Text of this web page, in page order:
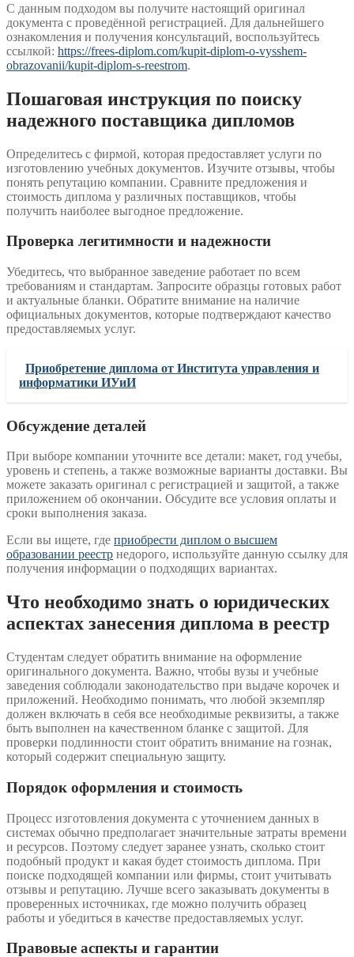
С данным подходом вы получите настоящий оригинал
документа с проведённой регистрацией. Для дальнейшего
ознакомления и получения консультаций, воспользуйтесь
ссылкой: https://frees-diplom.com/kupit-diplom-o-vysshem-
obrazovanii/kupit-diplom-s-reestrom.
Пошаговая инструкция по поиску
надежного поставщика дипломов
Определитесь с фирмой, которая предоставляет услуги по
изготовлению учебных документов. Изучите отзывы, чтобы
понять репутацию компании. Сравните предложения и
стоимость диплома у различных поставщиков, чтобы
получить наиболее выгодное предложение.
Проверка легитимности и надежности
Убедитесь, что выбранное заведение работает по всем
требованиям и стандартам. Запросите образцы готовых работ
и актуальные бланки. Обратите внимание на наличие
официальных документов, которые подтверждают качество
предоставляемых услуг.
Приобретение диплома от Института управления и
информатики ИУиИ
Обсуждение деталей
При выборе компании уточните все детали: макет, год учебы,
уровень и степень, а также возможные варианты доставки. Вы
можете заказать оригинал с регистрацией и защитой, а также
приложением об окончании. Обсудите все условия оплаты и
сроки выполнения заказа.
Если вы ищете, где приобрести диплом о высшем
образовании реестр недорого, используйте данную ссылку для
получения информации о подходящих вариантах.
Что необходимо знать о юридических
аспектах занесения диплома в реестр
Студентам следует обратить внимание на оформление
оригинального документа. Важно, чтобы вузы и учебные
заведения соблюдали законодательство при выдаче корочек и
приложений. Необходимо понимать, что любой экземпляр
должен включать в себя все необходимые реквизиты, а также
быть выполнен на качественном бланке с защитой. Для
проверки подлинности стоит обратить внимание на гознак,
который содержит специальную защиту.
Порядок оформления и стоимость
Процесс изготовления документа с уточнением данных в
системах обычно предполагает значительные затраты времени
и ресурсов. Поэтому следует заранее узнать, сколько стоит
подобный продукт и какая будет стоимость диплома. При
поиске подходящей компании или фирмы, стоит учитывать
отзывы и репутацию. Лучше всего заказывать документы в
проверенных источниках, где можно получить образец
работы и убедиться в качестве предоставляемых услуг.
Правовые аспекты и гарантии